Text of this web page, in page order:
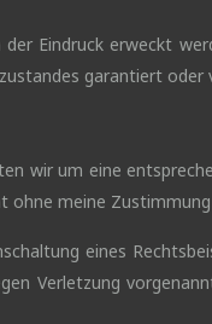
Eindruck erweckt
garantiert oder
wir um eine
ohne meine
eines
Verletzung